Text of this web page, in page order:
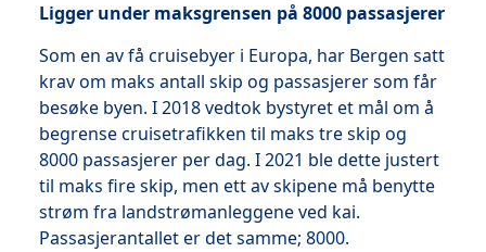
Ligger under maksgrensen på 8000 passasjerer
Som en av få cruisebyer i Europa, har Bergen satt
krav om maks antall skip og passasjerer som får
besøke byen. I 2018 vedtok bystyret et mål om å
begrense cruisetrafikken til maks tre skip og
8000 passasjerer per dag. I 2021 ble dette justert
til maks fire skip, men ett av skipene må benytte
strøm fra landstrømanleggene ved kai.
Passasjerantallet er det samme; 8000.